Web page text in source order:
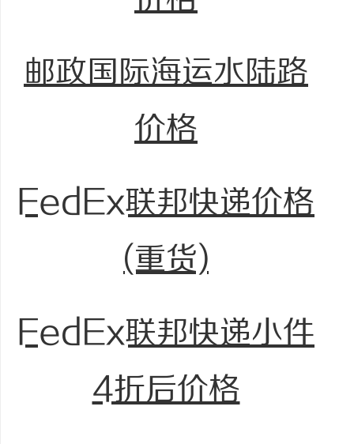
邮政国际海运水陆路
价格
FedEx联邦快递价格
(重货)
FedEx联邦快递小件
4折后价格